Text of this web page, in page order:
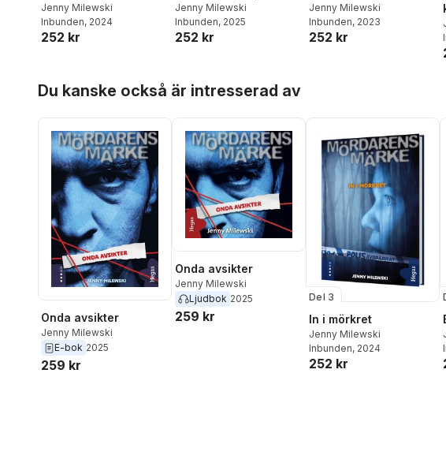
Jenny Milewski
Inbunden, 2024
252 kr
Jenny Milewski
Inbunden, 2025
252 kr
Jenny Milewski
Inbunden, 2023
252 kr
Du kanske också är intresserad av
Onda avsikter
Jenny Milewski
E-bok 2025
259 kr
Onda avsikter
Jenny Milewski
Ljudbok 2025
259 kr
Del 3
In i mörkret
Jenny Milewski
Inbunden, 2024
252 kr